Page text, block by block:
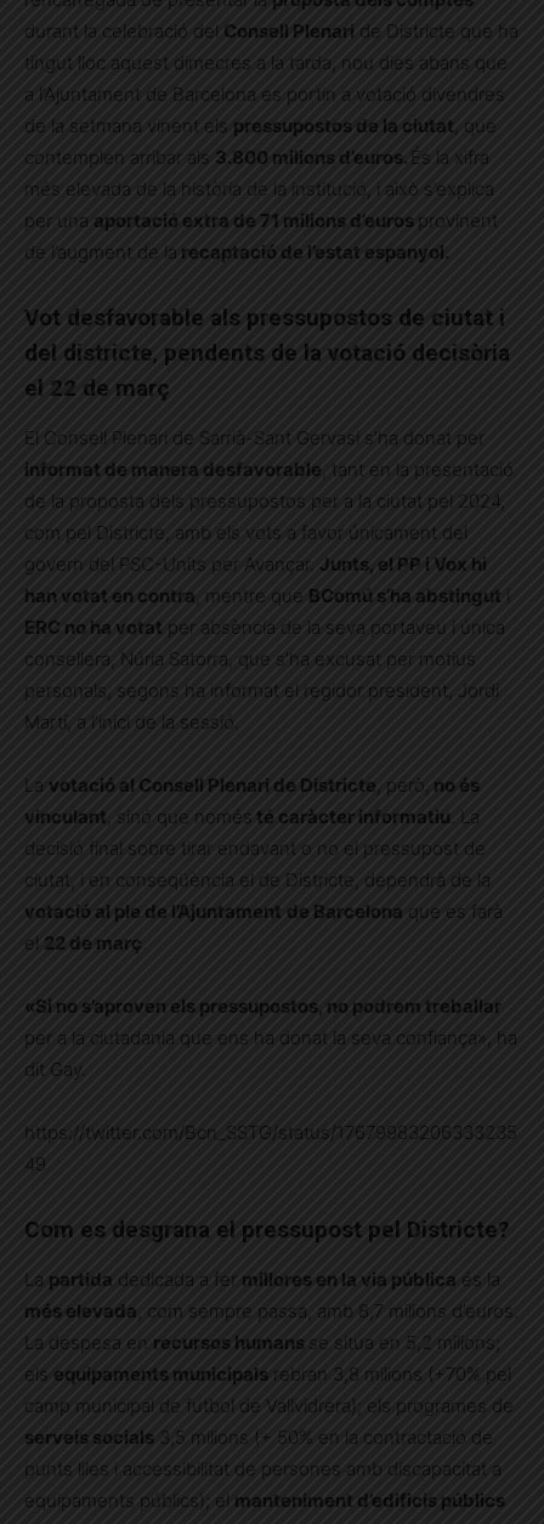
durant la celebració del Consell Plenari de Districte que ha
tingut lloc aquest dimecres a la tarda, nou dies abans que
a l’Ajuntament de Barcelona es portin a votació divendres
de la setmana vinent els pressupostos de la ciutat , que
contemplen arribar als 3.800 milions d’euros. És la xifra
més elevada de la història de la institució, i això s’explica
per una aportació extra de 71 milions d’euros provinent
de l’augment de la recaptació de l’estat espanyol.
Vot desfavorable als pressupostos de ciutat i
del districte, pendents de la votació decisòria
el 22 de març
El Consell Plenari de Sarrià-Sant Gervasi s’ha donat per
informat de manera desfavorable , tant en la presentació
de la proposta dels pressupostos per a la ciutat pel 2024,
com pel Districte, amb els vots a favor únicament del
govern del PSC-Units per Avançar. Junts, el PP i Vox hi
han votat en contra , mentre que BComú s’ha abstingut
ERC no ha votat per absència de la seva portaveu i única
consellera, Núria Satorra, que s’ha excusat per motius
personals, segons ha informat el regidor president, Jordi
Martí, a l’inici de la sessió.
La votació al Consell Plenari de Districte , però, no és
vinculant , sinó que només té caràcter informatiu . La
decisió final sobre tirar endavant o no el pressupost de
ciutat, i en conseqüència el de Districte, dependrà de la
votació al ple de l’Ajuntament de Barcelona que es farà
el 22 de març
«Si no s’aproven els pressupostos, no podrem treballar
per a la ciutadania que ens ha donat la seva confiança», ha
dit Gay.
https://twitter.com/Bcn_SSTG/status/17679983206333235
49
Com es desgrana el pressupost pel Districte?
La partida dedicada a fer millores en la via pública és la
més elevada , com sempre passa, amb 8,7 milions d’euros.
La despesa en recursos humans se situa en 5,2 milions;
els equipaments municipals rebran 3,8 milions (+70% pel
camp municipal de futbol de Vallvidrera); els programes de
serveis socials 3,5 milions (+ 50% en la contractació de
punts liles i accessibilitat de persones amb discapacitat a
equipaments públics); el manteniment d’edificis públics